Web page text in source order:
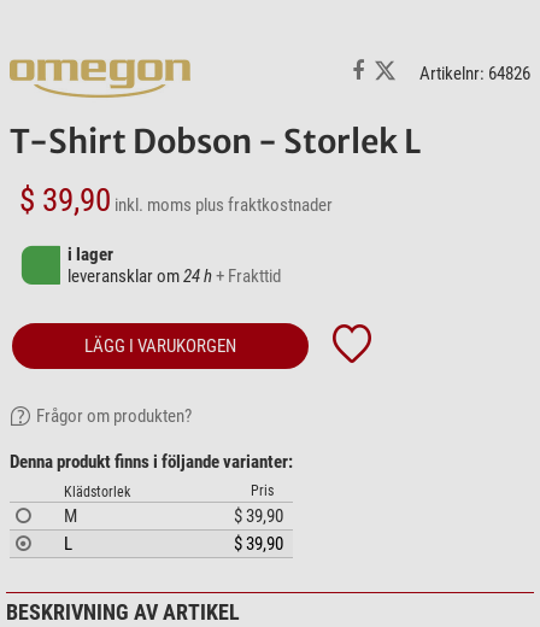
Artikelnr: 64826
T-Shirt Dobson - Storlek L
$ 39,90 inkl. moms plus fraktkostnader
i lager
leveransklar om24 h+ Frakttid
LÄGG I VARUKORGEN
Frågor om produkten?
Denna produkt finns i följande varianter:
Klädstorlek Pris
M
$ 39,90
L
$ 39,90
BESKRIVNING AV ARTIKEL